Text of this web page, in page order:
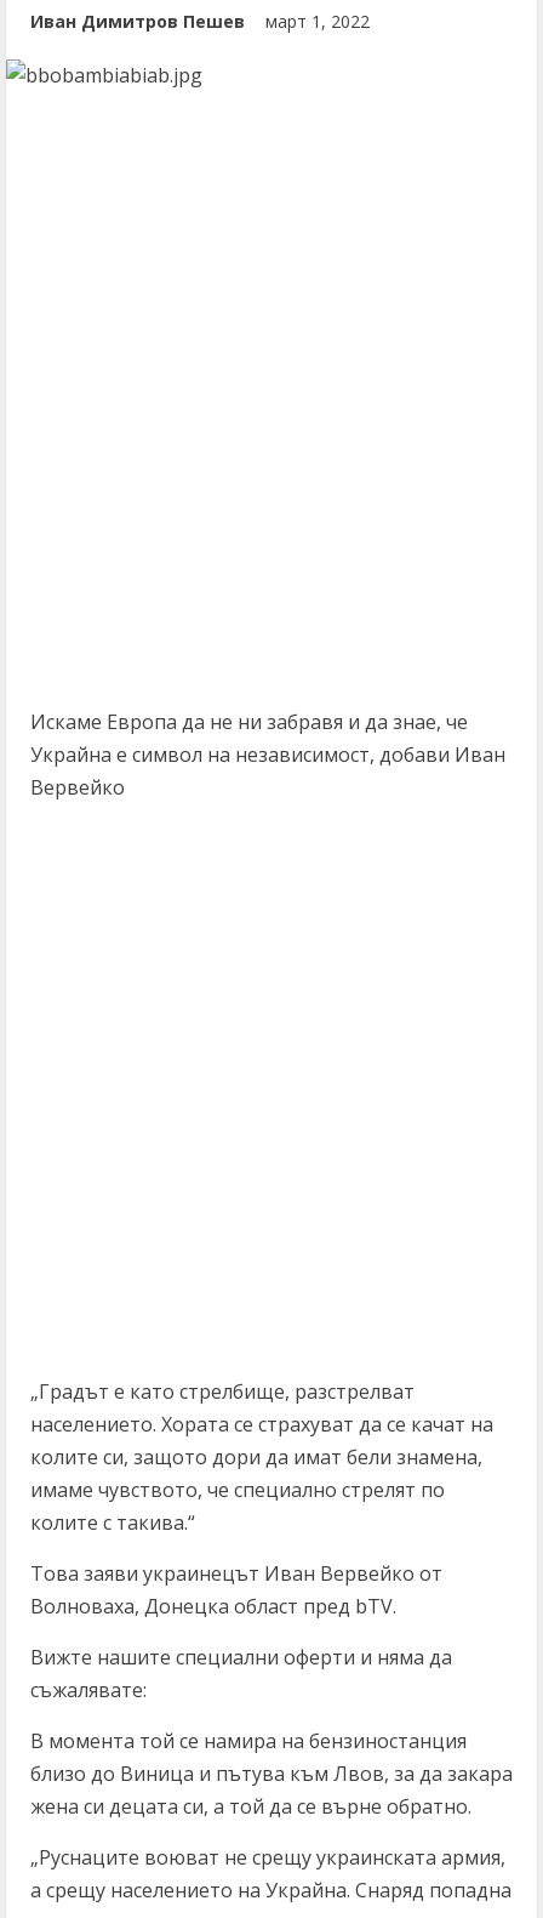
Иван Димитров Пешев март 1, 2022
Искаме Европа да не ни забравя и да знае, че
Украйна е символ на независимост, добави Иван
Вервейко
„Градът е като стрелбище, разстрелват
населението. Хората се страхуват да се качат на
колите си, защото дори да имат бели знамена,
имаме чувството, че специално стрелят по
колите с такива.“
Това заяви украинецът Иван Вервейко от
Волноваха, Донецка област пред bTV.
Вижте нашите специални оферти и няма да
съжалявате:
В момента той се намира на бензиностанция
близо до Виница и пътува към Лвов, за да закара
жена си децата си, а той да се върне обратно.
„Руснаците воюват не срещу украинската армия,
а срещу населението на Украйна. Снаряд попадна